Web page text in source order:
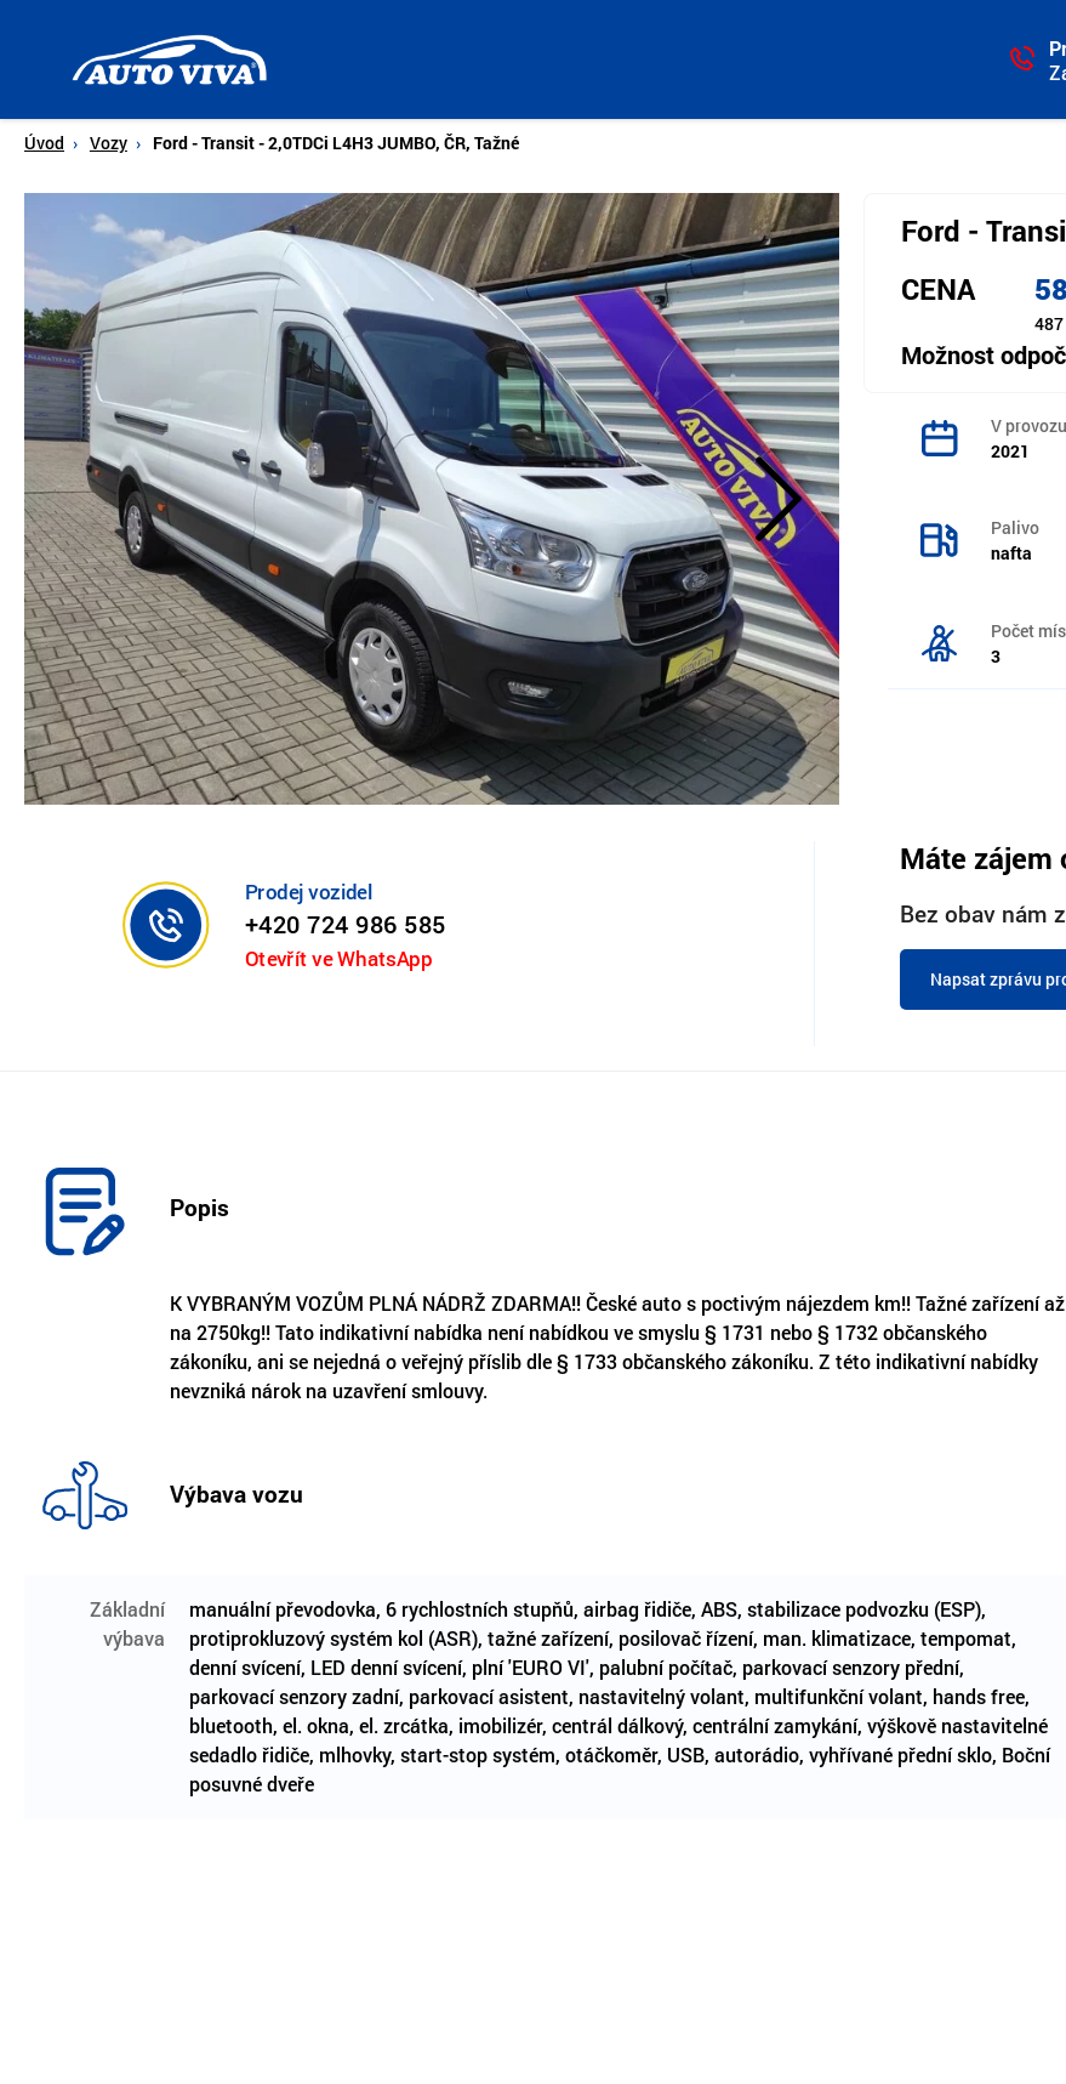
Úvodní
stránka
Úvod Vozy Ford - Transit - 2,0TDCi L4H3 JUMBO, ČR, Tažné
Ford -
CENA
487
Možnost
V
2021
Palivo
nafta
Počet
3
Prodej vozidel
+420 724 986 585
Otevřít ve WhatsApp
Máte zájem
Bez obav nám
Napsat zprávu
Popis
K VYBRANÝM VOZŮM PLNÁ NÁDRŽ ZDARMA!! České auto s poctivým nájezdem km!! Tažné zařízení až
na 2750kg!! Tato indikativní nabídka není nabídkou ve smyslu § 1731 nebo § 1732 občanského
zákoníku, ani se nejedná o veřejný příslib dle § 1733 občanského zákoníku. Z této indikativní nabídky
nevzniká nárok na uzavření smlouvy.
Výbava vozu
Základní
výbava
manuální převodovka, 6 rychlostních stupňů, airbag řidiče, ABS, stabilizace podvozku (ESP),
protiprokluzový systém kol (ASR), tažné zařízení, posilovač řízení, man. klimatizace, tempomat,
denní svícení, LED denní svícení, plní 'EURO VI', palubní počítač, parkovací senzory přední,
parkovací senzory zadní, parkovací asistent, nastavitelný volant, multifunkční volant, hands free,
bluetooth, el. okna, el. zrcátka, imobilizér, centrál dálkový, centrální zamykání, výškově nastavitelné
sedadlo řidiče, mlhovky, start-stop systém, otáčkoměr, USB, autorádio, vyhřívané přední sklo, Boční
posuvné dveře